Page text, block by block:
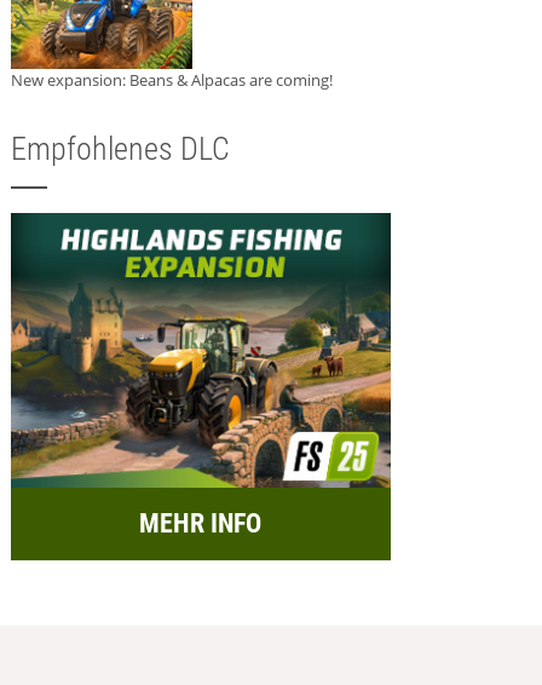
New expansion: Beans & Alpacas are coming!
Empfohlenes DLC
MEHR INFO